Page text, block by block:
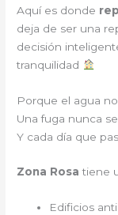
Aquí es donde
deja de ser una
decisión
tranquilidad
Porque el agua no
Una fuga nunca
Y cada día que
Zona Rosa tiene
Edificios